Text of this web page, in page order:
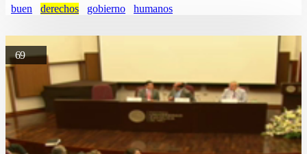
buen derechos gobierno humanos
69